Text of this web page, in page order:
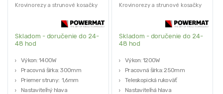
Krovinorezy a strunové kosačky
Skladom - doručenie do 24-
48 hod
Výkon: 1400W
Pracovná šírka: 300mm
Priemer struny: 1,6mm
Nastaviteľný hlava
Krovinorezy a strunové kosačky
Skladom - doručenie do 24-
48 hod
Výkon: 1200W
Pracovná šírka: 250mm
Teleskopická rukoväť
Nastaviteľná hlava